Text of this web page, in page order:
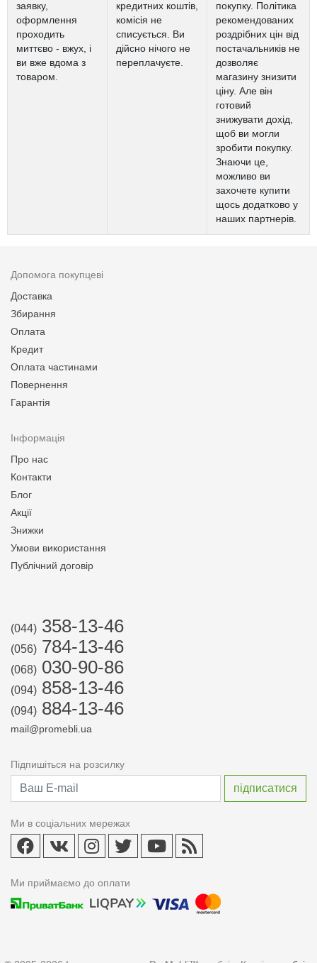
заявку,
оформлення
проходить
миттєво - вжух, і
ви вже вдома з
товаром.
кредитних коштів,
комісія не
списується. Ви
дійсно нічого не
переплачуєте.
покупку. Політика
рекомендованих
роздрібних цін від
постачальників не
дозволяє
магазину знизити
ціну. Але він
готовий
знижувати дохід,
щоб ви могли
зробити покупку.
Знаючи це,
можливо ви
захочете купити
щось додатково у
наших партнерів.
Допомога покупцеві
Доставка
Збирання
Оплата
Кредит
Оплата частинами
Повернення
Гарантія
Інформація
Про нас
Контакти
Блог
Акції
Знижки
Умови використання
Публічний договір
(044) 358-13-46
(056) 784-13-46
(068) 030-90-86
(094) 858-13-46
(094) 884-13-46
mail@promebli.ua
Підпишіться на розсилку
Ми в соціальних мережах
Ми приймаємо до оплати